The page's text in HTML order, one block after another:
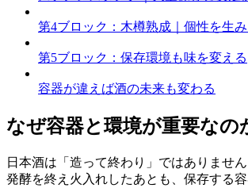
第4ブロック：木樽熟成｜個性を生
第5ブロック：保存環境も味を変える
容器が違えば酒の未来も変わる
なぜ容器と環境が重要なの
日本酒は「造って終わり」ではありません
発酵を終え火入れしたあとも、保存する